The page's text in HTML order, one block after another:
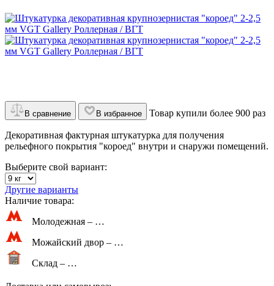
В сравнение В избранное Товар купили более 900 раз
Декоративная фактурная штукатурка для получения
рельефного покрытия "короед" внутри и снаружи помещений.
Выберите свой вариант:
Другие варианты
Наличие товара:
Молодежная – …
Можайский двор – …
Склад – …